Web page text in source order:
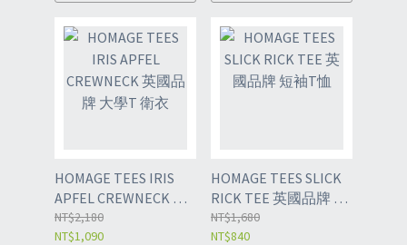
HOMAGE TEES IRIS
APFEL CREWNECK 英
國品牌 大學T 衛衣
NT$2,180
NT$1,090
HOMAGE TEES SLICK
RICK TEE 英國品牌 短
袖T恤
NT$1,680
NT$840